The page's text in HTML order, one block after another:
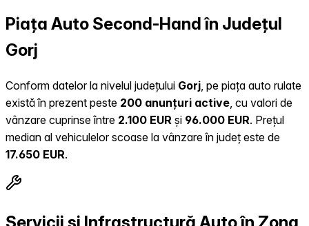
Piața Auto Second-Hand în Județul
Gorj
Conform datelor la nivelul județului Gorj , pe piața auto rulate
există în prezent peste 200 anunțuri active , cu valori de
vânzare cuprinse între 2.100 EUR și 96.000 EUR. Prețul
median al vehiculelor scoase la vânzare în județ este de
17.650 EUR.
Servicii și Infrastructură Auto în Zona